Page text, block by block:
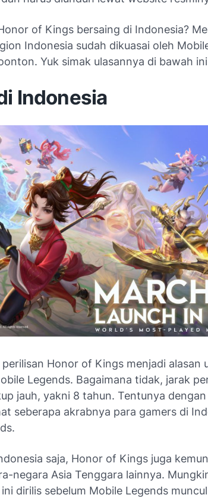
of Kings bersaing di Indonesia?
Indonesia sudah dikuasai oleh
Yuk simak ulasannya di bawah
Indonesia
Honor of Kings menjadi alasan
Legends. Bagaimana tidak, jarak
jauh, yakni 8 tahun. Tentunya
seberapa akrabnya para gamers di
saja, Honor of Kings juga
negara Asia Tenggara lainnya.
dirilis sebelum Mobile Legends